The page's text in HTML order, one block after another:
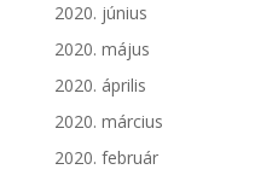
2020. június
2020. május
2020. április
2020. március
2020. február